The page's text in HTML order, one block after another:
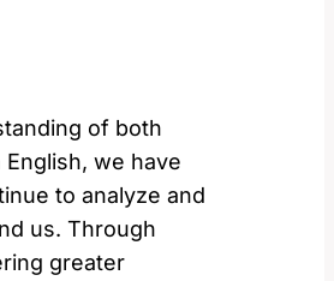
of both
we have
to analyze and
us. Through
greater